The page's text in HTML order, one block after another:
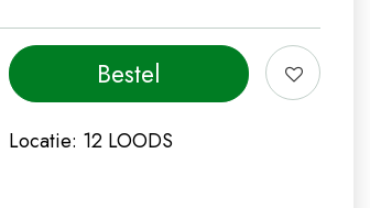
Locatie: 12 LOODS